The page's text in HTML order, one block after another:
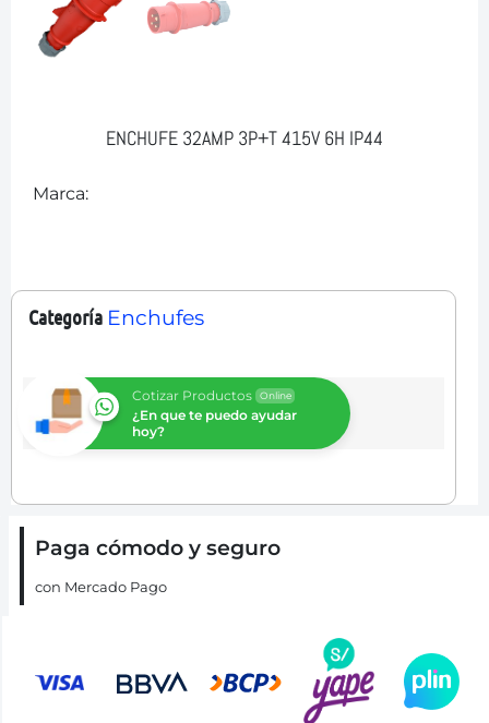
ENCHUFE 32AMP 3P+T 415V 6H IP44
Marca:
Categoría Enchufes
Cotizar Productos Online
¿En que te puedo ayudar
hoy?
Paga cómodo y seguro
con Mercado Pago